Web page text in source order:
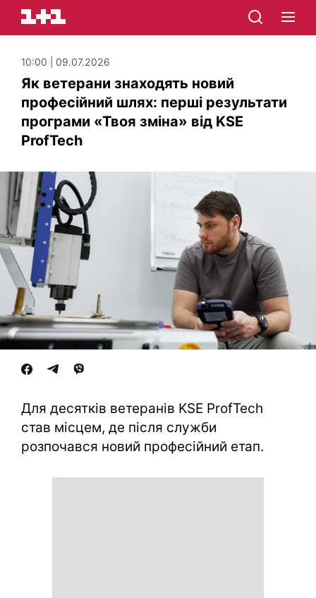
10:00 | 09.07.2026
Як ветерани знаходять новий
професійний шлях: перші результати
програми «Твоя зміна» від KSE
ProfTech
Для десятків ветеранів KSE ProfTech
став місцем, де після служби
розпочався новий професійний етап.